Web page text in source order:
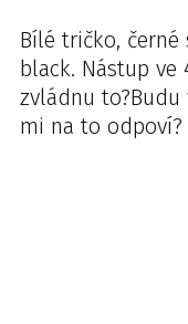
Bílé tričko,
black. Nástup ve
zvládnu
mi na to odpoví?